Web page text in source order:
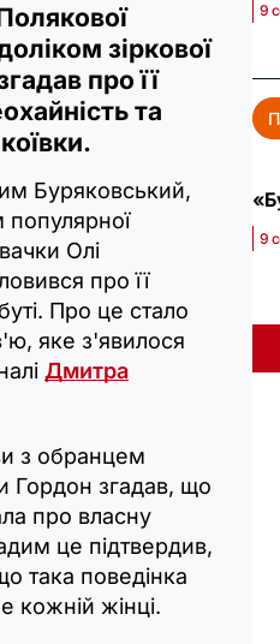
зіркової
про її
та
Буряковський,
популярної
Олі
про її
Про це стало
яке з'явилося
Дмитра
з обранцем
Гордон згадав, що
про власну
це підтвердив,
така поведінка
кожній жінці.
9
9